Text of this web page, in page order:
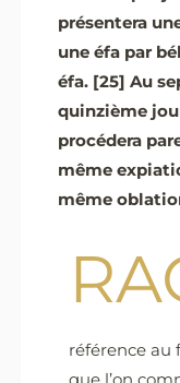
présentera
une éfa par
éfa. [25]Au
quinzième
procédera
même
même
référence au